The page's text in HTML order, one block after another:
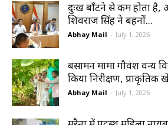
दुःख बाँटने से कम होता
शिवराज सिंह ने बहनों...
Abhay Mail - July 1, 2026
बसामन मामा गौवंश वन्य
किया निरीक्षण, प्राकृतिक
Abhay Mail - July 1, 2026